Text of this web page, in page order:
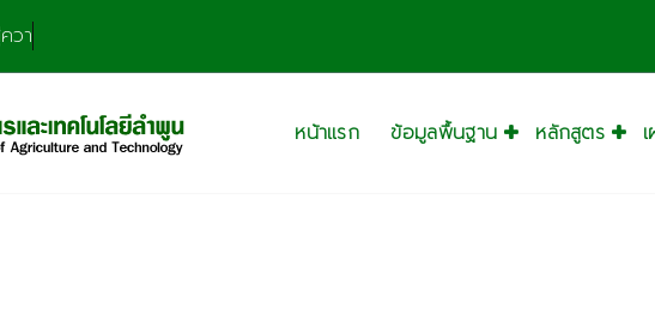
ามชำนา
หน้าแรก ข้อมูลพื้นฐาน หลักสูตร